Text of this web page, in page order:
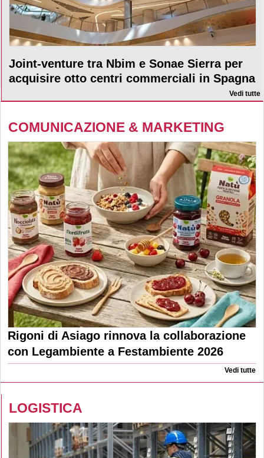
Joint-venture tra Nbim e Sonae Sierra per
acquisire otto centri commerciali in Spagna
Vedi tutte
COMUNICAZIONE & MARKETING
Rigoni di Asiago rinnova la collaborazione
con Legambiente a Festambiente 2026
Vedi tutte
LOGISTICA